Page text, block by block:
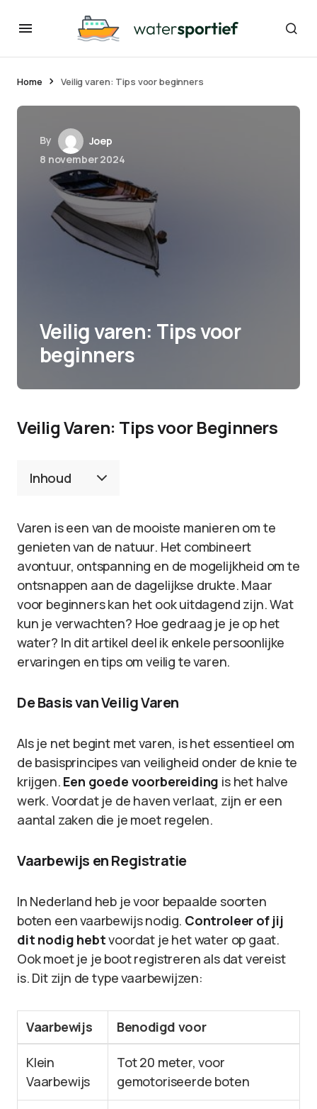
Home Veilig varen: Tips voor beginners
By
Joep
8 november 2024
Veilig varen: Tips voor
beginners
Veilig Varen: Tips voor Beginners
Inhoud
Varen is een van de mooiste manieren om te
genieten van de natuur. Het combineert
avontuur, ontspanning en de mogelijkheid om te
ontsnappen aan de dagelijkse drukte. Maar
voor beginners kan het ook uitdagend zijn. Wat
kun je verwachten? Hoe gedraag je je op het
water? In dit artikel deel ik enkele persoonlijke
ervaringen en tips om veilig te varen.
De Basis van Veilig Varen
Als je net begint met varen, is het essentieel om
de basisprincipes van veiligheid onder de knie te
krijgen. Een goede voorbereiding is het halve
werk. Voordat je de haven verlaat, zijn er een
aantal zaken die je moet regelen.
Vaarbewijs en Registratie
In Nederland heb je voor bepaalde soorten
boten een vaarbewijs nodig. Controleer of jij
dit nodig hebtvoordat je het water op gaat.
Ook moet je je boot registreren als dat vereist
is. Dit zijn de type vaarbewijzen:
Vaarbewijs Benodigd voor
Klein
Vaarbewijs
Tot 20 meter, voor
gemotoriseerde boten